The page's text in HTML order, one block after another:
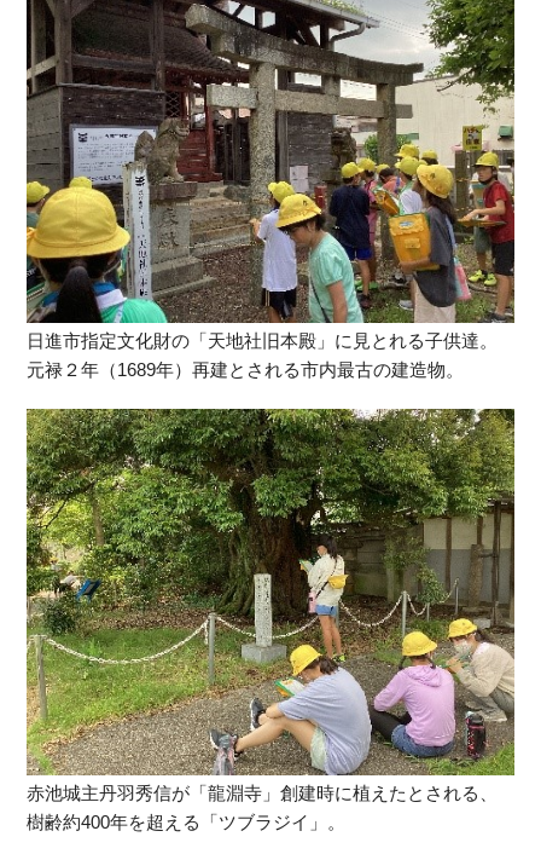
日進市指定文化財の「天地社旧本殿」に見とれる子供達。
元禄２年（1689年）再建とされる市内最古の建造物。
赤池城主丹羽秀信が「龍淵寺」創建時に植えたとされる、
樹齢約400年を超える「ツブラジイ」。